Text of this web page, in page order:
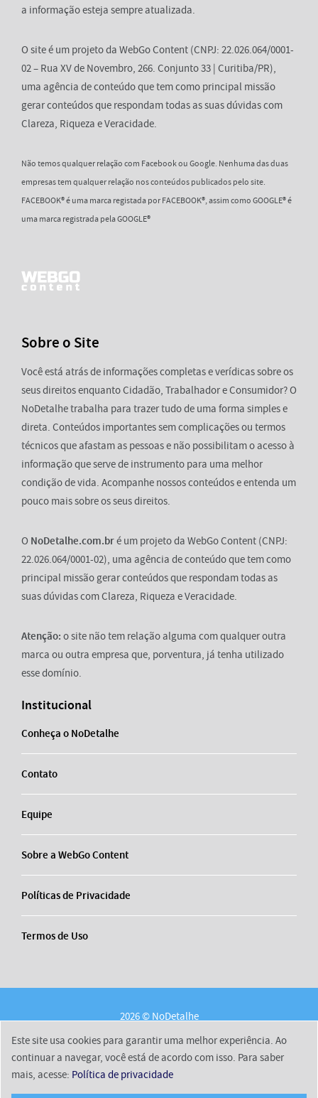
a informação esteja sempre atualizada.
O site é um projeto da WebGo Content (CNPJ: 22.026.064/0001-
02 – Rua XV de Novembro, 266. Conjunto 33 | Curitiba/PR),
uma agência de conteúdo que tem como principal missão
gerar conteúdos que respondam todas as suas dúvidas com
Clareza, Riqueza e Veracidade.
Não temos qualquer relação com Facebook ou Google. Nenhuma das duas
empresas tem qualquer relação nos conteúdos publicados pelo site.
FACEBOOK® é uma marca registada por FACEBOOK®, assim como GOOGLE® é
uma marca registrada pela GOOGLE®
Sobre o Site
Você está atrás de informações completas e verídicas sobre os
seus direitos enquanto Cidadão, Trabalhador e Consumidor? O
NoDetalhe trabalha para trazer tudo de uma forma simples e
direta. Conteúdos importantes sem complicações ou termos
técnicos que afastam as pessoas e não possibilitam o acesso à
informação que serve de instrumento para uma melhor
condição de vida. Acompanhe nossos conteúdos e entenda um
pouco mais sobre os seus direitos.
O NoDetalhe.com.bré um projeto da WebGo Content (CNPJ:
22.026.064/0001-02), uma agência de conteúdo que tem como
principal missão gerar conteúdos que respondam todas as
suas dúvidas com Clareza, Riqueza e Veracidade.
Atenção: o site não tem relação alguma com qualquer outra
marca ou outra empresa que, porventura, já tenha utilizado
esse domínio.
Institucional
Conheça o NoDetalhe
Contato
Equipe
Sobre a WebGo Content
Políticas de Privacidade
Termos de Uso
2026 © NoDetalhe
Sobre a WebGo Content
Políticas de Privacidade
Termos de Uso
Este site usa cookies para garantir uma melhor experiência. Ao
continuar a navegar, você está de acordo com isso. Para saber
mais, acesse: Política de privacidade